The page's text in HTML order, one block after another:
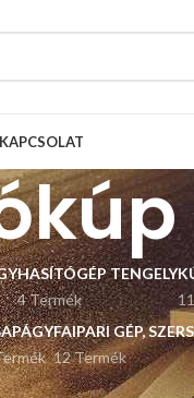
KAPCSOLAT
HASÍTÓGÉP TENGELY
4 Termék
FAIPARI GÉP,
12 Termék
9 12 18